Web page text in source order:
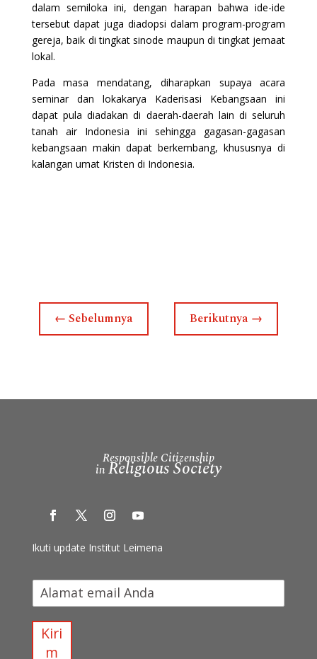
dalam semiloka ini, dengan harapan bahwa ide-ide
tersebut dapat juga diadopsi dalam program-program
gereja, baik di tingkat sinode maupun di tingkat jemaat
lokal.
Pada masa mendatang, diharapkan supaya acara
seminar dan lokakarya Kaderisasi Kebangsaan ini
dapat pula diadakan di daerah-daerah lain di seluruh
tanah air Indonesia ini sehingga gagasan-gagasan
kebangsaan makin dapat berkembang, khususnya di
kalangan umat Kristen di Indonesia.
← Sebelumnya Berikutnya →
Responsible Citizenship
in Religious Society
Ikuti update Institut Leimena
Kiri
m